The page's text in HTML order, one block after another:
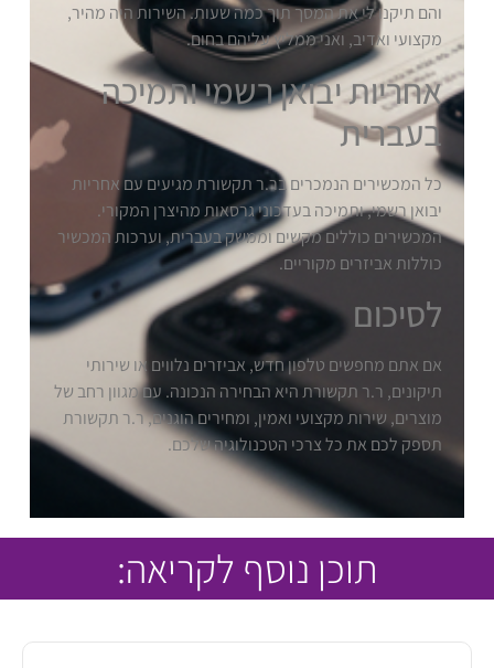
והם תיקנו לי את המסך תוך כמה שעות. השירות היה מהיר,
מקצועי ואדיב, ואני ממליץ עליהם בחום.
אחריות יבואן רשמי ותמיכה
בעברית
כל המכשירים הנמכרים בר.ר תקשורת מגיעים עם אחריות
יבואן רשמי, ותמיכה בעדכוני גרסאות מהיצרן המקורי.
המכשירים כוללים מקשים וממשק בעברית, וערכות המכשיר
כוללות אביזרים מקוריים.
לסיכום
אם אתם מחפשים טלפון חדש, אביזרים נלווים או שירותי
תיקונים, ר.ר תקשורת היא הבחירה הנכונה. עם מגוון רחב של
מוצרים, שירות מקצועי ואמין, ומחירים הוגנים, ר.ר תקשורת
תספק לכם את כל צרכי הטכנולוגיה שלכם.
תוכן נוסף לקריאה: